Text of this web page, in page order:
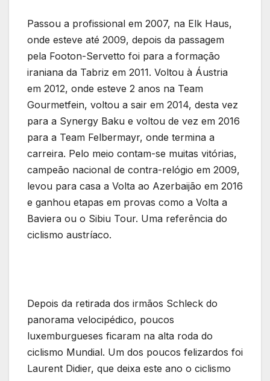
Passou a profissional em 2007, na Elk Haus,
onde esteve até 2009, depois da passagem
pela Footon-Servetto foi para a formação
iraniana da Tabriz em 2011. Voltou à Áustria
em 2012, onde esteve 2 anos na Team
Gourmetfein, voltou a sair em 2014, desta vez
para a Synergy Baku e voltou de vez em 2016
para a Team Felbermayr, onde termina a
carreira. Pelo meio contam-se muitas vitórias,
campeão nacional de contra-relógio em 2009,
levou para casa a Volta ao Azerbaijão em 2016
e ganhou etapas em provas como a Volta a
Baviera ou o Sibiu Tour. Uma referência do
ciclismo austríaco.
Depois da retirada dos irmãos Schleck do
panorama velocipédico, poucos
luxemburgueses ficaram na alta roda do
ciclismo Mundial. Um dos poucos felizardos foi
Laurent Didier, que deixa este ano o ciclismo